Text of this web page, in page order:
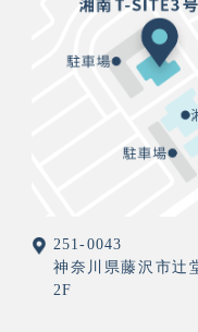
251-0043
神奈川県藤沢市辻
2F